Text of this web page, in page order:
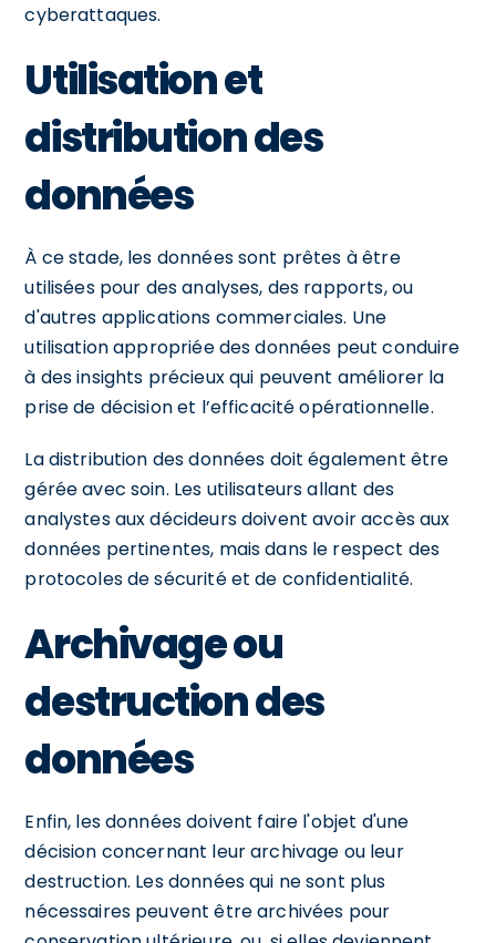
cyberattaques.
Utilisation et
distribution des
données
À ce stade, les données sont prêtes à être
utilisées pour des analyses, des rapports, ou
d'autres applications commerciales. Une
utilisation appropriée des données peut conduire
à des insights précieux qui peuvent améliorer la
prise de décision et l’efficacité opérationnelle.
La distribution des données doit également être
gérée avec soin. Les utilisateurs allant des
analystes aux décideurs doivent avoir accès aux
données pertinentes, mais dans le respect des
protocoles de sécurité et de confidentialité.
Archivage ou
destruction des
données
Enfin, les données doivent faire l'objet d'une
décision concernant leur archivage ou leur
destruction. Les données qui ne sont plus
nécessaires peuvent être archivées pour